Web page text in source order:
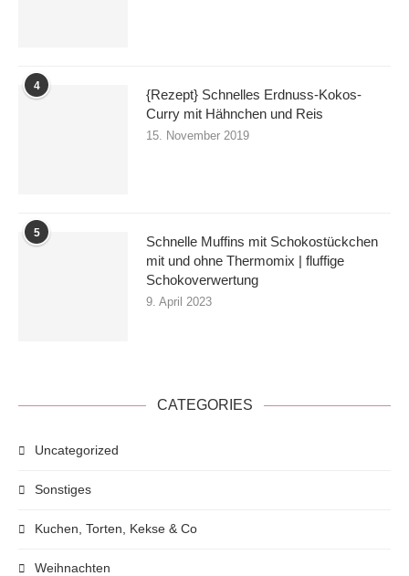
4
{Rezept} Schnelles Erdnuss-Kokos-
Curry mit Hähnchen und Reis
15. November 2019
5
Schnelle Muffins mit Schokostückchen
mit und ohne Thermomix | fluffige
Schokoverwertung
9. April 2023
CATEGORIES
Uncategorized
Sonstiges
Kuchen, Torten, Kekse & Co
Weihnachten